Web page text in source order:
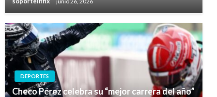
DEPORTES
Checo Pérez celebra su “mejor carrera del año”